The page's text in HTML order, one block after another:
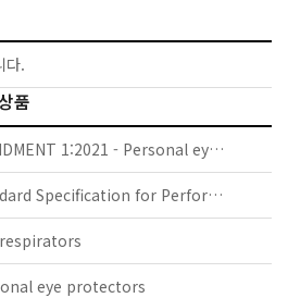
다.
품
JIS T 8141:2016/AMENDMENT 1:2021 - Personal eye protectors for optical radiations (Amendment 1)
ASTM F2413-18 - Standard Specification for Performance Requirements for Protective (Safety) Toe Cap Footwear
eye protectors